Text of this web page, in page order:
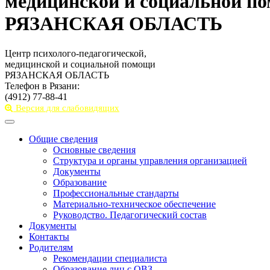
РЯЗАНСКАЯ ОБЛАСТЬ
Центр психолого-педагогической,
медицинской и социальной помощи
РЯЗАНСКАЯ ОБЛАСТЬ
Телефон в Рязани:
(4912) 77-88-41
Версия для слабовидящих
Toggle
navigationОбщие сведения
Основные сведения
Структура и органы управления организацией
Документы
Образование
Профессиональные стандарты
Материально-техническое обеспечение
Руководство. Педагогический состав
Документы
Контакты
Родителям
Рекомендации специалиста